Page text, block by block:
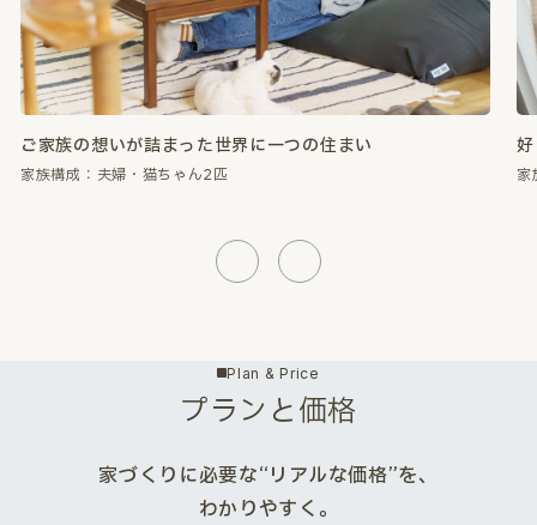
好きなものに囲まれて、心が満たされる暮らし。
家族構成：夫婦・猫ちゃん2匹 家
Plan & Price
プランと価格
家づくりに必要な“リアルな価格”を、
わかりやすく。